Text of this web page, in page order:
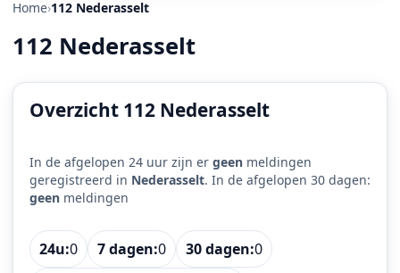
Home 112 Nederasselt
112 Nederasselt
Overzicht 112 Nederasselt
In de afgelopen 24 uur zijn er geen meldingen
geregistreerd in Nederasselt. In de afgelopen 30 dagen:
geen meldingen
24u:0 7 dagen:0 30 dagen:0